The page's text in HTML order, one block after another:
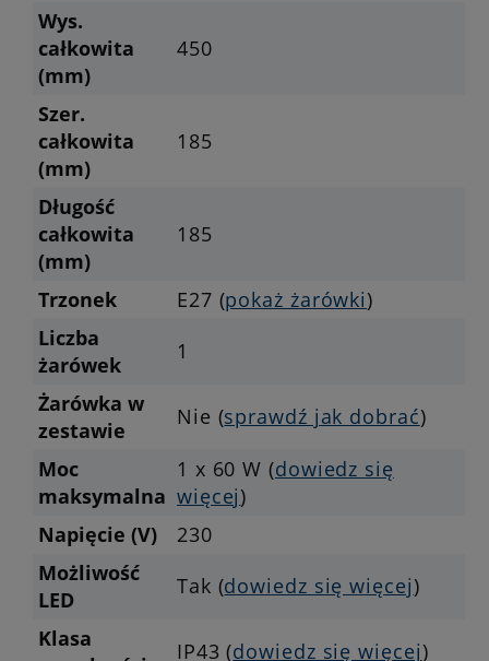
Wys.
całkowita
(mm)
450
Szer.
całkowita
(mm)
185
Długość
całkowita
(mm)
185
Trzonek E27 (pokaż żarówki)
Liczba
żarówek
1
Żarówka w
zestawie
Nie (sprawdź jak dobrać)
Moc
maksymalna
1 x 60 W (dowiedz się
więcej)
Napięcie (V)
230
Możliwość
LED
Tak (dowiedz się więcej)
Klasa
IP43 (dowiedz się więcej)